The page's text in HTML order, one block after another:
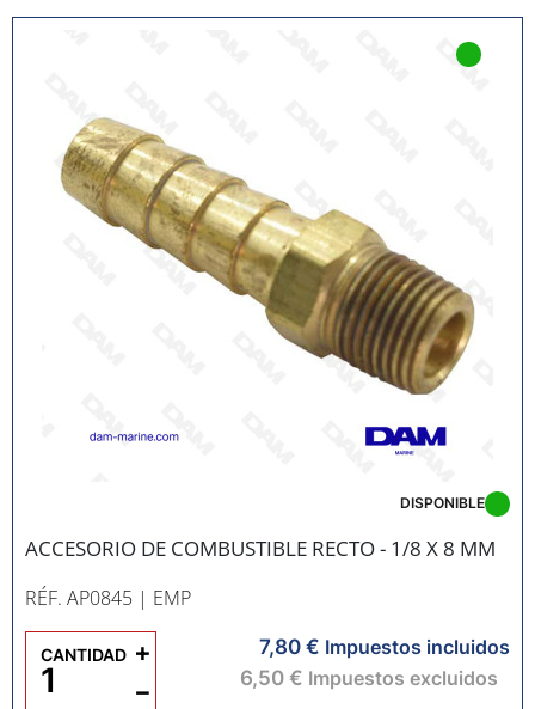
ACCESORIO DE COMBUSTIBLE RECTO - 1/8 X 8 MM
RÉF. AP0845 | EMP
DISPONIBLE
7,80 € Impuestos incluidos
6,50 € Impuestos excluidos
CANTIDAD
−
+